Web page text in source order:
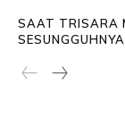
SAAT TRISARA
SESUNGGUHNYA